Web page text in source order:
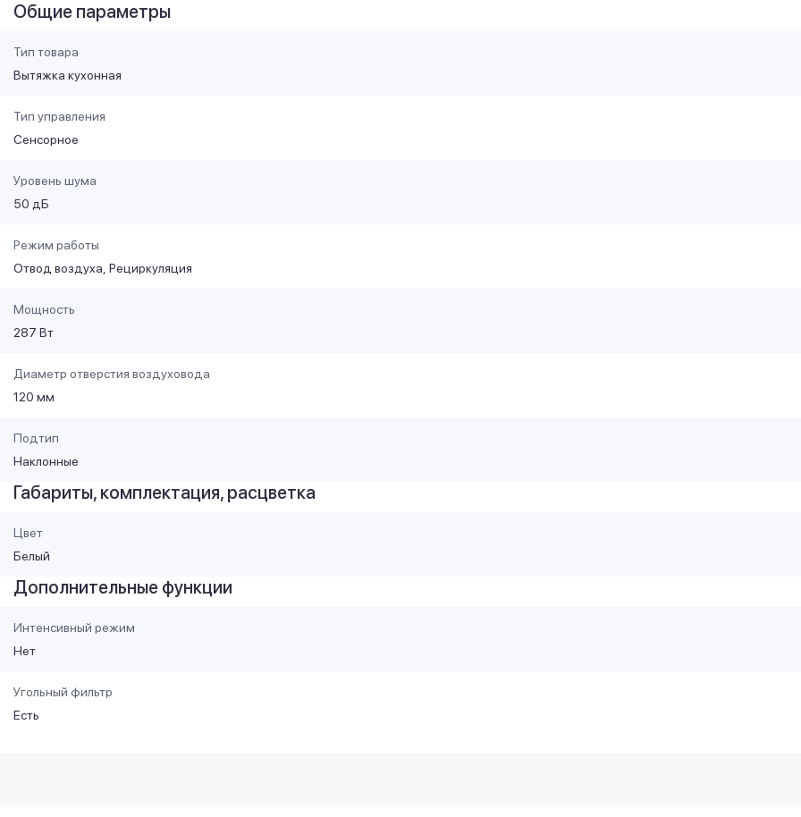
Общие параметры
Тип товара
Вытяжка кухонная
Тип управления
Сенсорное
Уровень шума
50 дБ
Режим работы
Отвод воздуха Рециркуляция
Мощность
287 Вт
Диаметр отверстия воздуховода
120 мм
Подтип
Наклонные
Габариты, комплектация, расцветка
Цвет
Белый
Дополнительные функции
Интенсивный режим
Нет
Угольный фильтр
Есть